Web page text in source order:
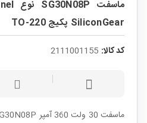
SiliconGear پکیج TO-220
کد کالا: 2111001155